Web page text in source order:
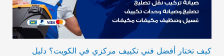
كيف تختار أفضل فني تكييف مركزي في الكويت؟ دليل